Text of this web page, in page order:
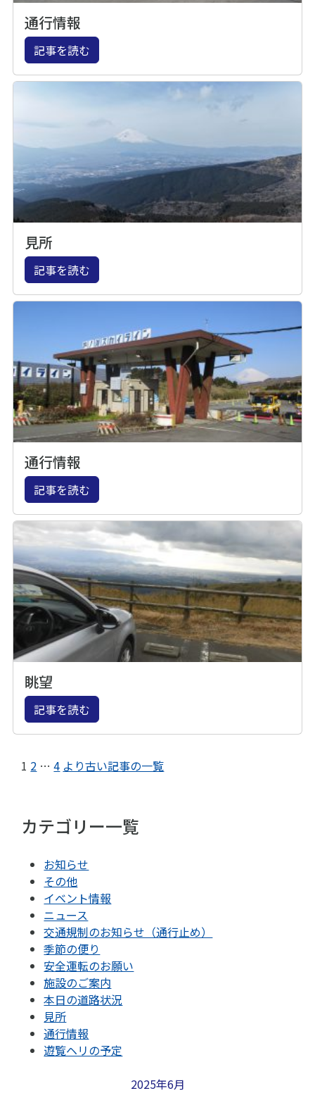
通行情報
記事を読む
見所
記事を読む
通行情報
記事を読む
眺望
記事を読む
1 2 … 4 より古い記事の一覧
カテゴリー一覧
お知らせ
その他
イベント情報
ニュース
交通規制のお知らせ（通行止め）
季節の便り
安全運転のお願い
施設のご案内
本日の道路状況
見所
通行情報
遊覧ヘリの予定
2025年6月